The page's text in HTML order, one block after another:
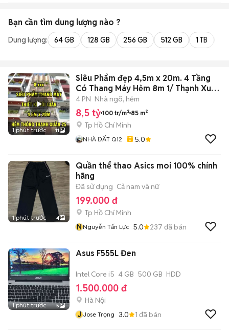
Bạn cần tìm dung lượng nào ?
Dung lượng: 64 GB 128 GB 256 GB 512 GB 1 TB
1 phút trước 11
Siêu Phẩm đẹp 4,5m x 20m. 4 Tầng
Có Thang Máy Hẻm 8m 1/ Thạnh Xuân
25
4 PN Nhà ngõ, hẻm
8,5 tỷ 100 tr/m² 85 m²
Tp Hồ Chí Minh
NHÀ ĐẤT Q12 5.0
1 phút trước 4
Quần thể thao Asics moi 100% chính
hãng
Đã sử dụng Cả nam và nữ
199.000 đ
Tp Hồ Chí Minh
NNguyễn Tấn Lực 5.0 237 đã bán
1 phút trước 5
Asus F555L Đen
Intel Core i5 4 GB 500 GB HDD
1.500.000 đ
Hà Nội
J Jose Trọng 3.0 1 đã bán